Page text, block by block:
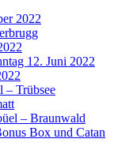
2022
12. Juni 2022
– Trübsee
– Braunwald
Box und Catan